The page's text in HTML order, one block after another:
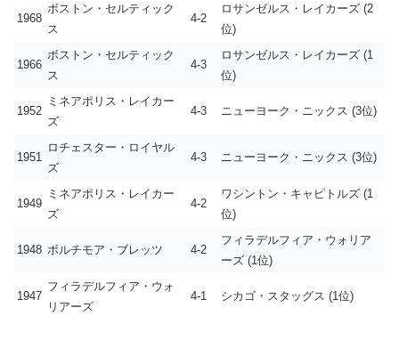
1968
ボストン・セルティック
ス
4-2
ロサンゼルス・レイカーズ (2
位)
1966
ボストン・セルティック
ス
4-3
ロサンゼルス・レイカーズ (1
位)
1952
ミネアポリス・レイカー
ズ
4-3 ニューヨーク・ニックス (3位)
1951
ロチェスター・ロイヤル
ズ
4-3 ニューヨーク・ニックス (3位)
1949
ミネアポリス・レイカー
ズ
4-2
ワシントン・キャピトルズ (1
位)
1948 ボルチモア・ブレッツ 4-2
フィラデルフィア・ウォリア
ーズ (1位)
1947
フィラデルフィア・ウォ
リアーズ
4-1 シカゴ・スタッグス (1位)